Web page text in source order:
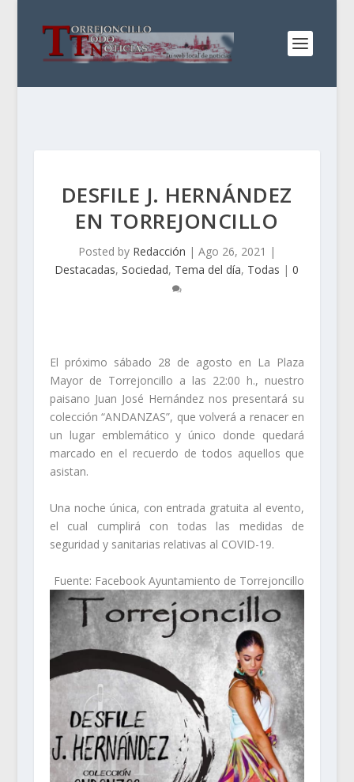
DESFILE J. HERNÁNDEZ
EN TORREJONCILLO
Posted by Redacción | Ago 26, 2021 |
Destacadas,Sociedad, Tema del día, Todas |0
El próximo sábado 28 de agosto en La Plaza
Mayor de Torrejoncillo a las 22:00 h., nuestro
paisano Juan José Hernández nos presentará su
colección “ANDANZAS”, que volverá a renacer en
un lugar emblemático y único donde quedará
marcado en el recuerdo de todos aquellos que
asistan.
Una noche única, con entrada gratuita al evento,
el cual cumplirá con todas las medidas de
seguridad y sanitarias relativas al COVID-19.
Fuente: Facebook Ayuntamiento de Torrejoncillo